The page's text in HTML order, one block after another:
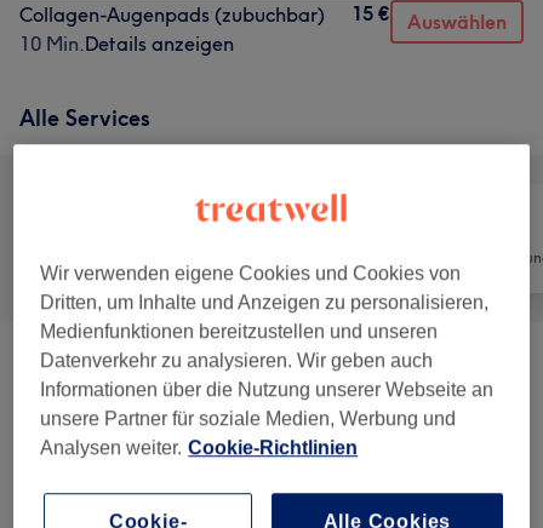
Collagen-Augenpads (zubuchbar)
10 Min.Details anzeigen
15 € Auswählen
Alle Services
Gesichtsbehandlungen (25) ab 2,50 €
Permanent Make-Up (13) ab 249 €
Waxing Damen (1) 25 €
Wir verwenden eigene Cookies und Cookies von
Dritten, um Inhalte und Anzeigen zu personalisieren,
Medienfunktionen bereitzustellen und unseren
Datenverkehr zu analysieren. Wir geben auch
Informationen über die Nutzung unserer Webseite an
unsere Partner für soziale Medien, Werbung und
Analysen weiter. Cookie-Richtlinien
Cookie-
Alle Cookies